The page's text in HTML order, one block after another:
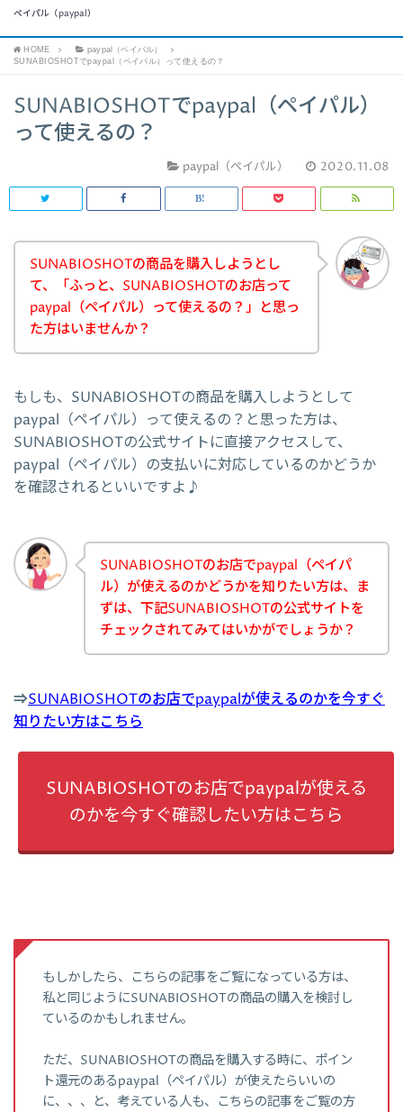
ペイパル（paypal）
HOME
paypal（ペイパル）
SUNABIOSHOTでpaypal（ペイパル）って使えるの？
SUNABIOSHOTでpaypal（ペイパル）
って使えるの？
paypal（ペイパル） 2020.11.08
SUNABIOSHOTの商品を購入しようとし
て、「ふっと、SUNABIOSHOTのお店って
paypal（ペイパル）って使えるの？」と思っ
た方はいませんか？
もしも、SUNABIOSHOTの商品を購入しようとして
paypal（ペイパル）って使えるの？と思った方は、
SUNABIOSHOTの公式サイトに直接アクセスして、
paypal（ペイパル）の支払いに対応しているのかどうか
を確認されるといいですよ♪
SUNABIOSHOTのお店でpaypal（ペイパ
ル）が使えるのかどうかを知りたい方は、ま
ずは、下記SUNABIOSHOTの公式サイトを
チェックされてみてはいかがでしょうか？
⇒SUNABIOSHOTのお店でpaypalが使えるのかを今すぐ
知りたい方はこちら
SUNABIOSHOTのお店でpaypalが使える
のかを今すぐ確認したい方はこちら
もしかしたら、こちらの記事をご覧になっている方は、
私と同じようにSUNABIOSHOTの商品の購入を検討し
ているのかもしれません。
ただ、SUNABIOSHOTの商品を購入する時に、ポイン
ト還元のあるpaypal（ペイパル）が使えたらいいの
に、、、と、考えている人も、こちらの記事をご覧の方